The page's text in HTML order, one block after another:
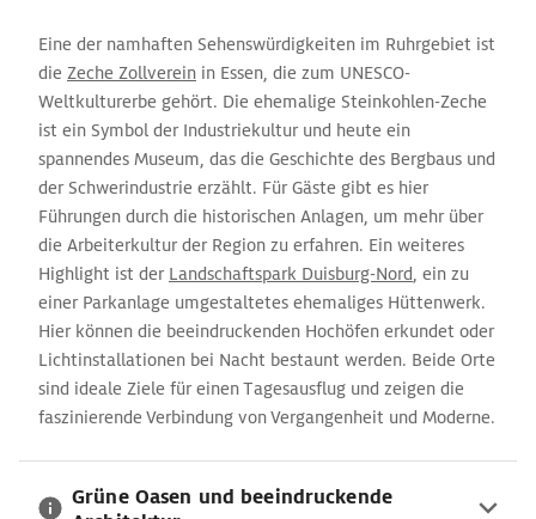
Eine der namhaften Sehenswürdigkeiten im Ruhrgebiet ist
die Zeche Zollverein in Essen, die zum UNESCO-
Weltkulturerbe gehört. Die ehemalige Steinkohlen-Zeche
ist ein Symbol der Industriekultur und heute ein
spannendes Museum, das die Geschichte des Bergbaus und
der Schwerindustrie erzählt. Für Gäste gibt es hier
Führungen durch die historischen Anlagen, um mehr über
die Arbeiterkultur der Region zu erfahren. Ein weiteres
Highlight ist der Landschaftspark Duisburg-Nord, ein zu
einer Parkanlage umgestaltetes ehemaliges Hüttenwerk.
Hier können die beeindruckenden Hochöfen erkundet oder
Lichtinstallationen bei Nacht bestaunt werden. Beide Orte
sind ideale Ziele für einen Tagesausflug und zeigen die
faszinierende Verbindung von Vergangenheit und Moderne.
Grüne Oasen und beeindruckende